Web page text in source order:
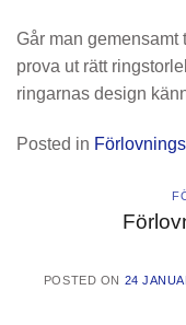
Går man gemensamt
prova ut rätt
ringarnas design
Posted in
POSTED ON 24